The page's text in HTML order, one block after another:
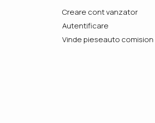
Creare cont vanzator
Autentificare
Vinde pieseauto comision